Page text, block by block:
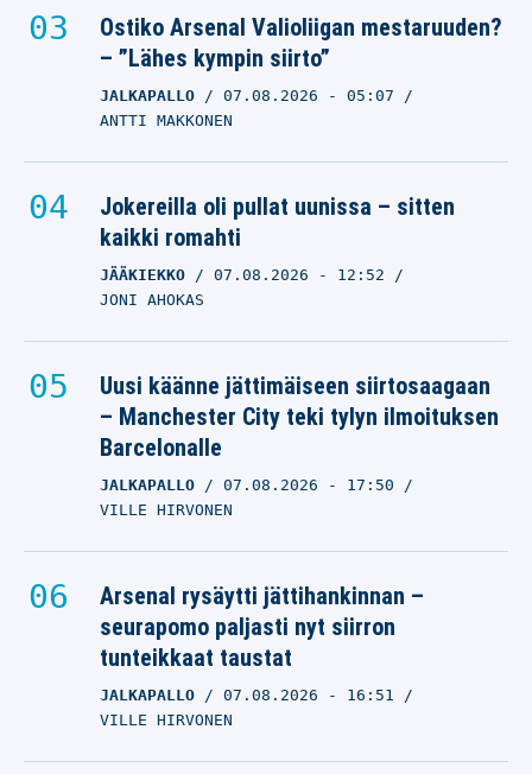
Ostiko Arsenal Valioliigan mestaruuden?
– ”Lähes kympin siirto”
JALKAPALLO 07.08.2026 - 05:07
ANTTI MAKKONEN
Jokereilla oli pullat uunissa – sitten
kaikki romahti
JÄÄKIEKKO 07.08.2026 - 12:52
JONI AHOKAS
Uusi käänne jättimäiseen siirtosaagaan
– Manchester City teki tylyn ilmoituksen
Barcelonalle
JALKAPALLO 07.08.2026 - 17:50
VILLE HIRVONEN
Arsenal rysäytti jättihankinnan –
seurapomo paljasti nyt siirron
tunteikkaat taustat
JALKAPALLO 07.08.2026 - 16:51
VILLE HIRVONEN